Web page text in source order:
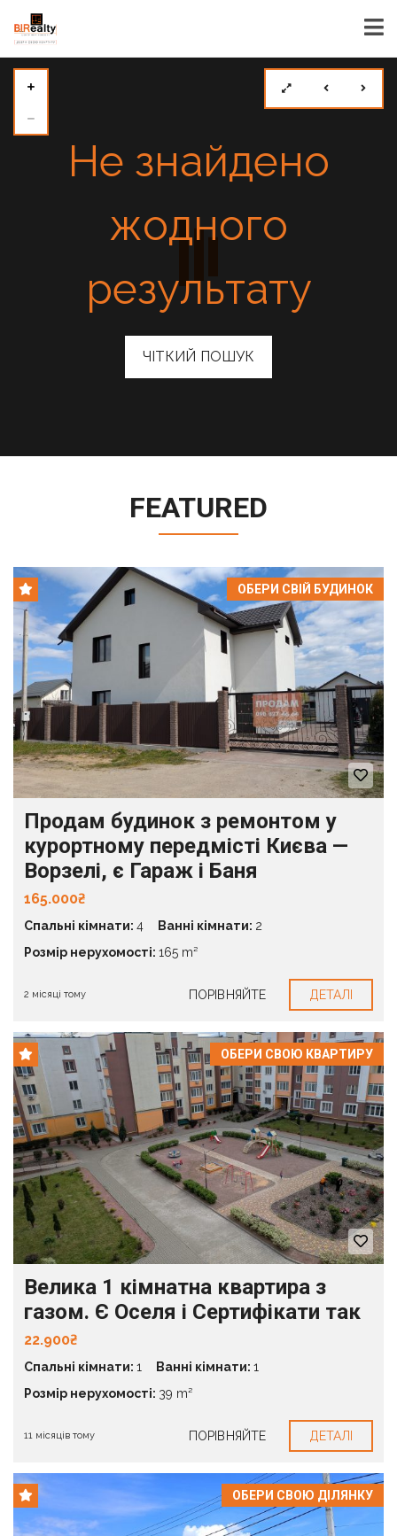
Не знайдено
жодного
результату
ЧІТКИЙ ПОШУК
FEATURED
ОБЕРИ СВІЙ БУДИНОК
Продам будинок з ремонтом у
курортному передмісті Києва —
Ворзелі, є Гараж і Баня
165.000₴
Спальні кімнати: 4 Ванні кімнати: 2
Розмір нерухомості: 165 m²
2 місяці тому ПОРІВНЯЙТЕ ДЕТАЛІ
ОБЕРИ СВОЮ КВАРТИРУ
Велика 1 кімнатна квартира з
газом. Є Оселя і Сертифікати так
22.900₴
Спальні кімнати: 1 Ванні кімнати: 1
Розмір нерухомості: 39 m²
11 місяців тому ПОРІВНЯЙТЕ ДЕТАЛІ
ОБЕРИ СВОЮ ДІЛЯНКУ